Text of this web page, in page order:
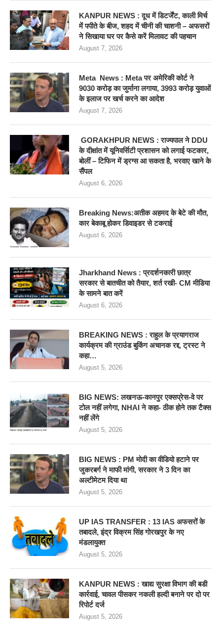
KANPUR NEWS : दूध में डिटर्जेंट, काली मिर्च
में पपीते के बीज, शहद में चीनी की चाशनी – अफसरों
ने सिखाया घर पर कैसे करें मिलावट की पहचान
August 7, 2026
Meta News : Meta पर अमेरिकी कोर्ट ने
9030 करोड़ का जुर्माना लगाया, 3993 करोड़ युवाओं
के इलाज पर खर्च करने का आदेश
August 7, 2026
GORAKHPUR NEWS : राज्यपाल ने DDU
के दीक्षांत में यूनिवर्सिटी प्रशासन को लगाई फटकार,
बोलीं – टिफिन में ड्रग्स आ सकता है, भरवाए खाने के
सैंपल
August 6, 2026
Breaking News:अतीक अहमद के बेटे की मौत,
कार बेकाबू होकर डिवाइडर से टकराई
August 6, 2026
Jharkhand News : प्रदर्शनकारी छात्र
सरकार से बातचीत को तैयार, शर्त रखी- CM मीडिया
के सामने बात करें
August 6, 2026
BREAKING NEWS : राहुल के प्रयागराज
कार्यक्रम की ग्राउंड बुकिंग अचानक रद्द, ट्रस्ट ने
कहा…
August 5, 2026
BIG NEWS: लखनऊ-कानपुर एक्सप्रेस-वे पर
टोल नहीं लगेगा, NHAI ने कहा- ठीक होने तक टैक्स
नहीं लेंगे
August 5, 2026
BIG NEWS : PM मोदी का वीडियो हटाने पर
जुकरबर्ग ने माफी मांगी, सरकार ने 3 दिन का
अल्टीमेटम दिया था
August 5, 2026
UP IAS TRANSFER : 13 IAS अफसरों के
तबादले, इंद्र विक्रम सिंह गोरखपुर के नए
मंडलायुक्त
August 5, 2026
KANPUR NEWS : खाद्य सुरक्षा विभाग की बडी
कार्रवाई, चावल पीसकर नकली हल्दी बनाने पर दो पर
रिपोर्ट दर्ज
August 5, 2026